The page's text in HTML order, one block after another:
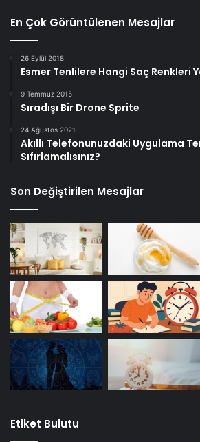
En Çok Görüntülenen Mesajlar
26 Eylül 2018
Esmer Tenlilere Hangi Saç Renkleri
9 Temmuz 2015
Sıradışı Bir Drone Sprite
24 Ağustos 2021
Akıllı Telefonunuzdaki Uygulama
Sıfırlamalısınız?
Son Değiştirilen Mesajlar
Etiket Bulutu